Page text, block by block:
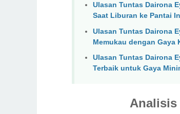
Ulasan Tuntas Dairona
Saat Liburan ke Pantai
Ulasan Tuntas Dairona
Memukau dengan Gaya
Ulasan Tuntas Dairona
Terbaik untuk Gaya
Analisis